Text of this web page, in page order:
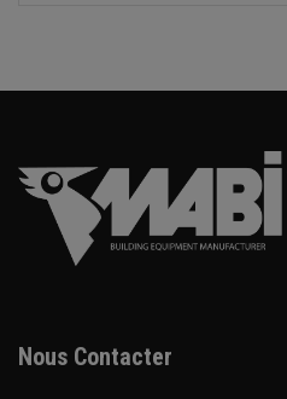
Nous Contacter